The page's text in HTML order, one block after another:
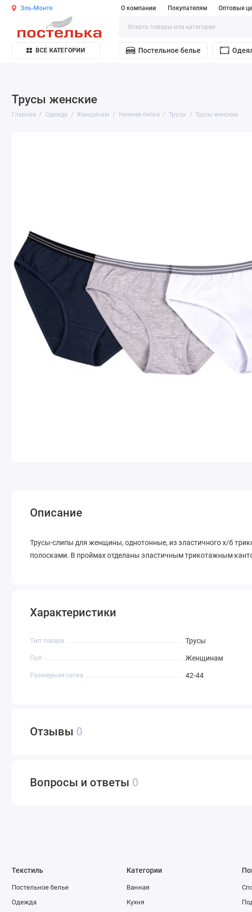
Эль-Монте О компании Покупателям Оптовые
ВСЕ КАТЕГОРИИ Постельное белье
Трусы женские
Главная Одежда Женщинам Нижнее белье Трусы Трусы женские
Описание
Трусы-слипы для женщины, однотонные, из эластичного х/б
полосками. В проймах отделаны эластичным трикотажным
Характеристики
Тип товара Трусы
Пол Женщинам
Размерная сетка 42-44
Отзывы 0
Вопросы и ответы 0
Текстиль
Постельное белье
Одежда
Категории
Ванная
Кухня